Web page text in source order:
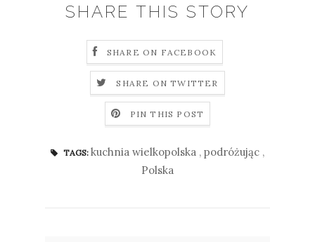
SHARE THIS STORY
SHARE ON FACEBOOK
SHARE ON TWITTER
PIN THIS POST
TAGS: kuchnia wielkopolska , podróżując ,
Polska